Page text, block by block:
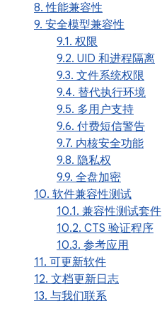
8. 性能兼容性
9. 安全模型兼容性
9.1. 权限
9.2. UID 和进程隔离
9.3. 文件系统权限
9.4. 替代执行环境
9.5. 多用户支持
9.6. 付费短信警告
9.7. 内核安全功能
9.8. 隐私权
9.9. 全盘加密
10. 软件兼容性测试
10.1. 兼容性测试套件
10.2. CTS 验证程序
10.3. 参考应用
11. 可更新软件
12. 文档更新日志
13. 与我们联系